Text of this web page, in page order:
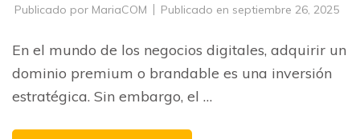
Publicado por MariaCOM Publicado en septiembre 26, 2025
En el mundo de los negocios digitales, adquirir un
dominio premium o brandable es una inversión
estratégica. Sin embargo, el …